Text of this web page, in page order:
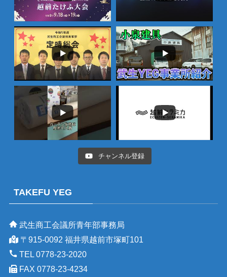
チャンネル登録
TAKEFU YEG
武生商工会議所青年部事務局
〒915-0092 福井県越前市塚町101
TEL 0778-23-2020
FAX 0778-23-4234